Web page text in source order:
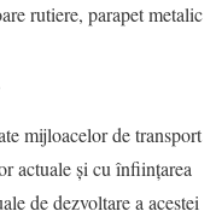
rutiere, parapet metalic
mijloacelor de transport
actuale și cu înființarea
de dezvoltare a acestei